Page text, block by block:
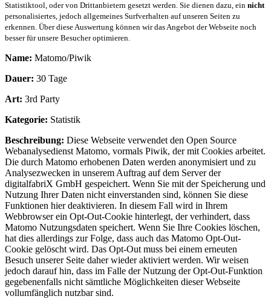
Statistiktool, oder von Drittanbietern gesetzt werden. Sie dienen dazu, ein nicht
personalisiertes, jedoch allgemeines Surfverhalten auf unseren Seiten zu
erkennen. Über diese Auswertung können wir das Angebot der Webseite noch
besser für unsere Besucher optimieren.
Name: Matomo/Piwik
Dauer: 30 Tage
Art: 3rd Party
Kategorie: Statistik
Beschreibung: Diese Webseite verwendet den Open Source
Webanalysedienst Matomo, vormals Piwik, der mit Cookies arbeitet.
Die durch Matomo erhobenen Daten werden anonymisiert und zu
Analysezwecken in unserem Auftrag auf dem Server der
digitalfabriX GmbH gespeichert. Wenn Sie mit der Speicherung und
Nutzung Ihrer Daten nicht einverstanden sind, können Sie diese
Funktionen hier deaktivieren. In diesem Fall wird in Ihrem
Webbrowser ein Opt-Out-Cookie hinterlegt, der verhindert, dass
Matomo Nutzungsdaten speichert. Wenn Sie Ihre Cookies löschen,
hat dies allerdings zur Folge, dass auch das Matomo Opt-Out-
Cookie gelöscht wird. Das Opt-Out muss bei einem erneuten
Besuch unserer Seite daher wieder aktiviert werden. Wir weisen
jedoch darauf hin, dass im Falle der Nutzung der Opt-Out-Funktion
gegebenenfalls nicht sämtliche Möglichkeiten dieser Webseite
vollumfänglich nutzbar sind.